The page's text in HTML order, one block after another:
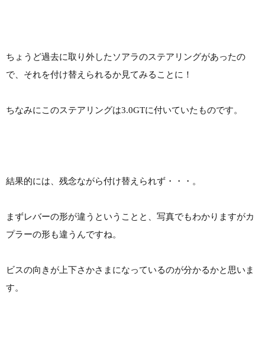
ちょうど過去に取り外したソアラのステアリングがあったの
で、それを付け替えられるか見てみることに！
ちなみにこのステアリングは3.0GTに付いていたものです。
結果的には、残念ながら付け替えられず・・・。
まずレバーの形が違うということと、写真でもわかりますがカ
プラーの形も違うんですね。
ビスの向きが上下さかさまになっているのが分かるかと思いま
す。